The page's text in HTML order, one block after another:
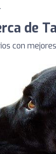
de
con